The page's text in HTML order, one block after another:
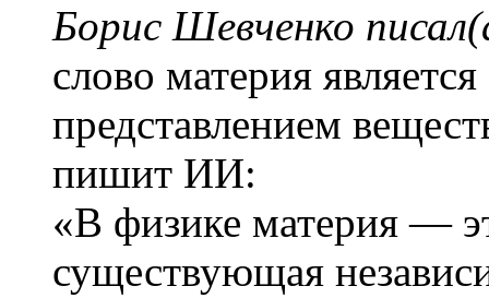
Борис Шевченко
слово материя
представлением
пишит ИИ:
«В физике материя —
существующая